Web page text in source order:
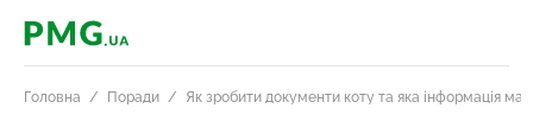
PMG.ua
Головна Поради Як зробити документи коту та яка інформація